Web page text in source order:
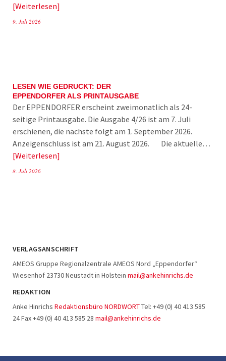
Weiterlesen
9. Juli 2026
LESEN WIE GEDRUCKT: DER
EPPENDORFER ALS PRINTAUSGABE
Der EPPENDORFER erscheint zweimonatlich als 24-
seitige Printausgabe. Die Ausgabe 4/26 ist am 7. Juli
erschienen, die nächste folgt am 1. September 2026.
Anzeigenschluss ist am 21. August 2026. Die aktuelle…
Weiterlesen
8. Juli 2026
VERLAGSANSCHRIFT
AMEOS Gruppe Regionalzentrale AMEOS Nord „Eppendorfer“
Wiesenhof 23730 Neustadt in Holstein mail@ankehinrichs.de
REDAKTION
Anke Hinrichs Redaktionsbüro NORDWORTTel: +49 (0) 40 413 585
24 Fax +49 (0) 40 413 585 28 mail@ankehinrichs.de